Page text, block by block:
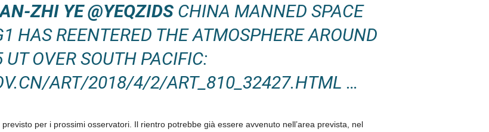
ZHI YE @YEQZIDS CHINA MANNED SPACE
HAS REENTERED THE ATMOSPHERE AROUND
UT OVER SOUTH PACIFIC:
ART/2018/4/2/ART_810_32427.HTML …
per i prossimi osservatori. Il rientro potrebbe già essere avvenuto nell’area prevista, nel